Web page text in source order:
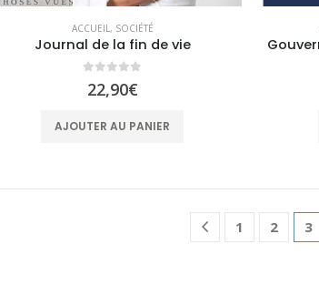
ACCUEIL , SOCIÉTÉ
Journal de la fin de vie
22,90€
AJOUTER AU PANIER
1 2 3